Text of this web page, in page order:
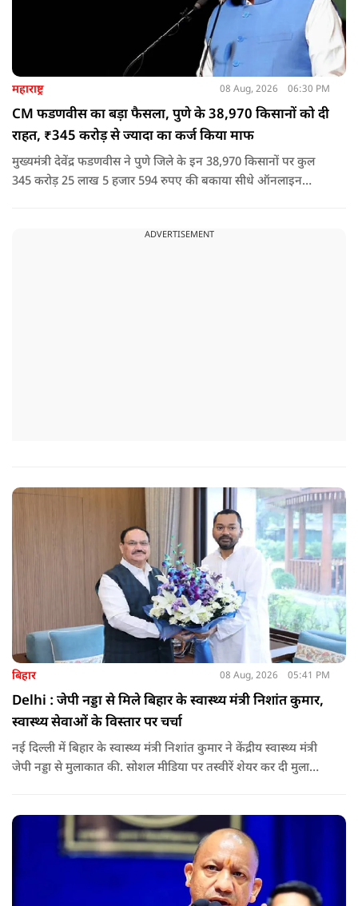
महाराष्ट्र 08 Aug, 2026 06:30 PM
CM फडणवीस का बड़ा फैसला, पुणे के 38,970 किसानों को दी
राहत, ₹345 करोड़ से ज्यादा का कर्ज किया माफ
मुख्यमंत्री देवेंद्र फडणवीस ने पुणे जिले के इन 38,970 किसानों पर कुल
345 करोड़ 25 लाख 5 हजार 594 रुपए की बकाया सीधे ऑनलाइन
ADVERTISEMENT
बिहार 08 Aug, 2026 05:41 PM
Delhi : जेपी नड्डा से मिले बिहार के स्वास्थ्य मंत्री निशांत कुमार,
स्वास्थ्य सेवाओं के विस्तार पर चर्चा
नई दिल्ली में बिहार के स्वास्थ्य मंत्री निशांत कुमार ने केंद्रीय स्वास्थ्य मंत्री
जेपी नड्डा से मुलाकात की. सोशल मीडिया पर तस्वीरें शेयर कर दी मुलाकात